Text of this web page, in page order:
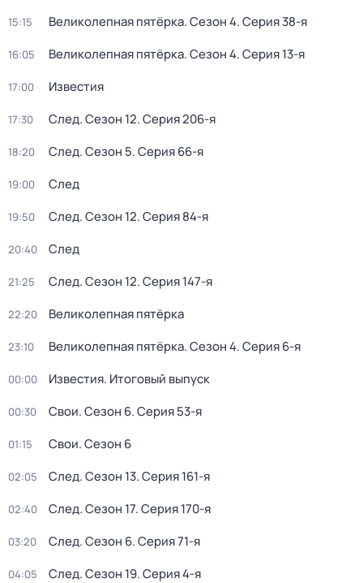
15:15 Великолепная пятёрка. Сезон 4. Серия 38-я
16:05 Великолепная пятёрка. Сезон 4. Серия 13-я
17:00 Известия
17:30 След. Сезон 12. Серия 206-я
18:20 След. Сезон 5. Серия 66-я
19:00 След
19:50 След. Сезон 12. Серия 84-я
20:40 След
21:25 След. Сезон 12. Серия 147-я
22:20 Великолепная пятёрка
23:10 Великолепная пятёрка. Сезон 4. Серия 6-я
00:00 Известия. Итоговый выпуск
00:30 Свои. Сезон 6. Серия 53-я
01:15 Свои. Сезон 6
02:05 След. Сезон 13. Серия 161-я
02:40 След. Сезон 17. Серия 170-я
03:20 След. Сезон 6. Серия 71-я
04:05 След. Сезон 19. Серия 4-я